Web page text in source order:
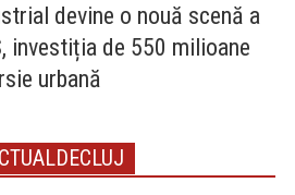
devine o nouă scenă a
investiția de 550 milioane
urbană